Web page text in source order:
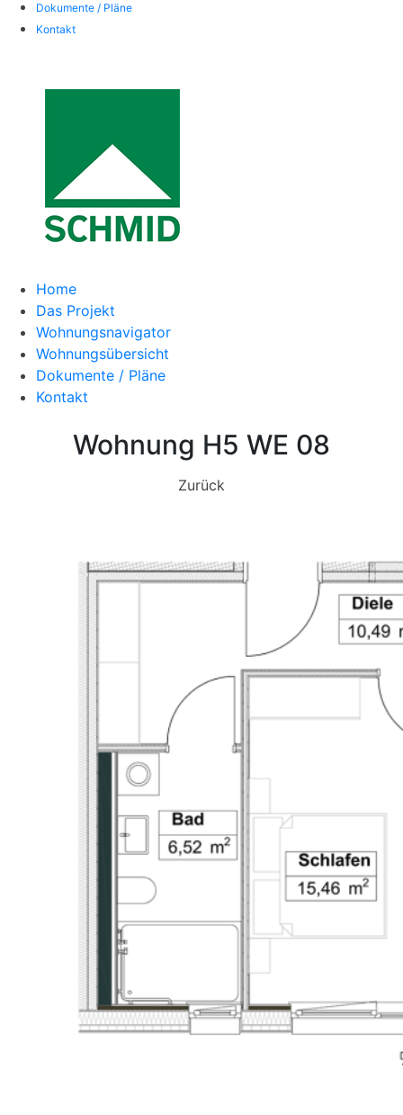
Dokumente / Pläne
Kontakt
Home
Das Projekt
Wohnungsnavigator
Wohnungsübersicht
Dokumente / Pläne
Kontakt
Wohnung H5 WE 08
Zurück